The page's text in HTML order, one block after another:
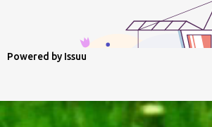
Powered by Issuu